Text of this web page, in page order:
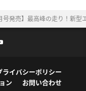
号発売】最高峰の走り！新
ライバシーポリシー
ン お問い合わせ